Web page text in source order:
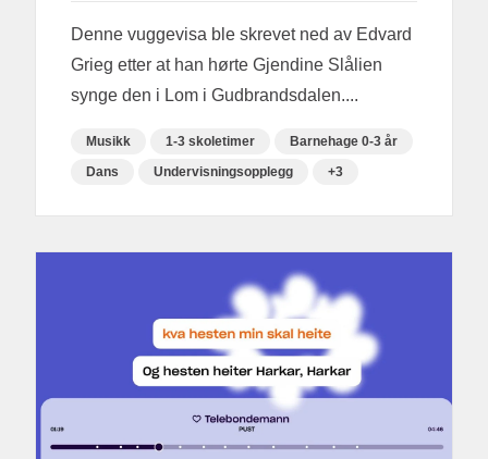
Denne vuggevisa ble skrevet ned av Edvard
Grieg etter at han hørte Gjendine Slålien
synge den i Lom i Gudbrandsdalen....
Musikk 1-3 skoletimer
Barnehage 0-3 år
Dans
Undervisningsopplegg +3